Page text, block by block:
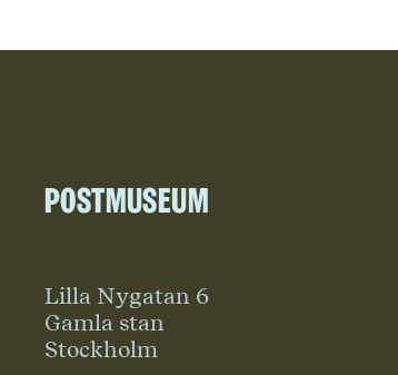
Postmuseum
Lilla Nygatan 6
Gamla stan
Stockholm